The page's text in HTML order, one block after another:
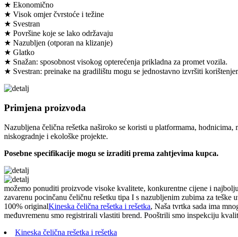
★ Ekonomično
★ Visok omjer čvrstoće i težine
★ Svestran
★ Površine koje se lako održavaju
★ Nazubljen (otporan na klizanje)
★ Glatko
★ Snažan: sposobnost visokog opterećenja prikladna za promet vozila.
★ Svestran: preinake na gradilištu mogu se jednostavno izvršiti
Primjena proizvoda
Nazubljena čelična rešetka naširoko se koristi u platformama,
niskogradnje i ekološke projekte.
Posebne specifikacije mogu se izraditi prema zahtjevima kupca.
možemo ponuditi proizvode visoke kvalitete, konkurentne cijene i
zavarenu pocinčanu čeličnu rešetku tipa I s nazubljenim zubima za
100% originalKineska čelična rešetka i rešetka, Naša tvrtka sada ima
međuvremenu smo registrirali vlastiti brend. Pooštrili smo inspekciju
Kineska čelična rešetka i rešetka